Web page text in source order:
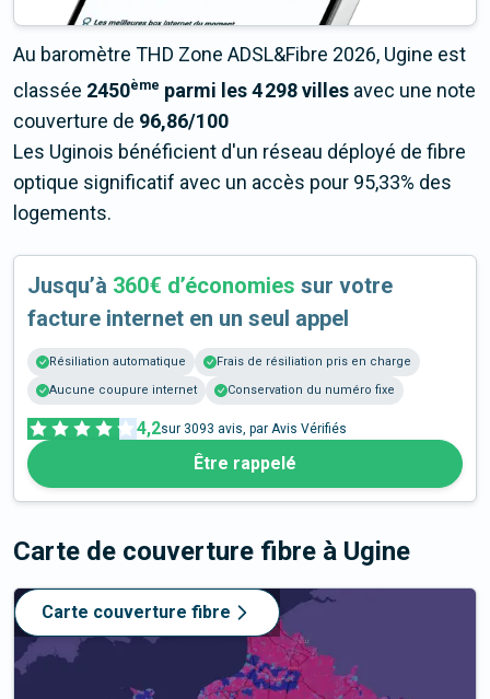
Au baromètre THD Zone ADSL&Fibre 2026, Ugine est
classée 2450ème parmi les 4 298 villes avec une note
couverture de 96,86/100
Les Uginois bénéficient d'un réseau déployé de fibre
optique significatif avec un accès pour 95,33% des
logements.
Jusqu’à 360€ d’économies sur votre
facture internet en un seul appel
Résiliation automatique
Frais de résiliation pris en charge
Aucune coupure internet
Conservation du numéro fixe
4,2sur 3093 avis, par Avis Vérifiés
Être rappelé
Carte de couverture fibre à Ugine
Carte couverture fibre